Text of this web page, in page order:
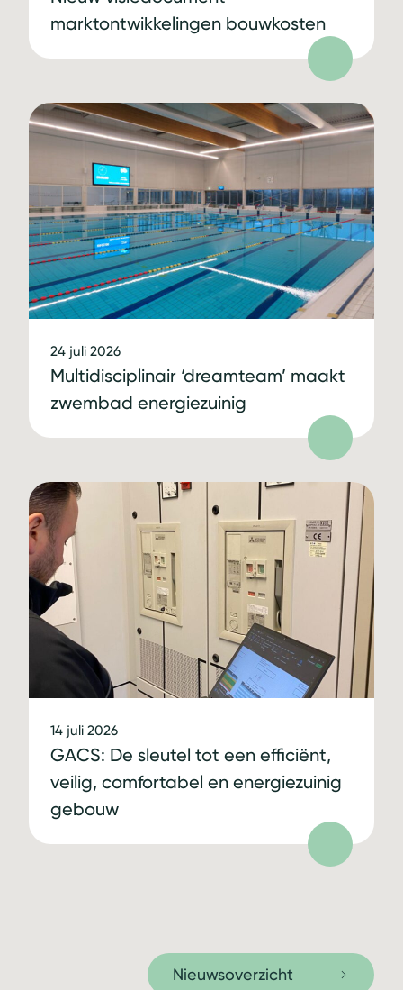
marktontwikkelingen bouwkosten
24 juli 2026
Multidisciplinair ‘dreamteam’ maakt
zwembad energiezuinig
14 juli 2026
GACS: De sleutel tot een efficiënt,
veilig, comfortabel en energiezuinig
gebouw
Nieuwsoverzicht